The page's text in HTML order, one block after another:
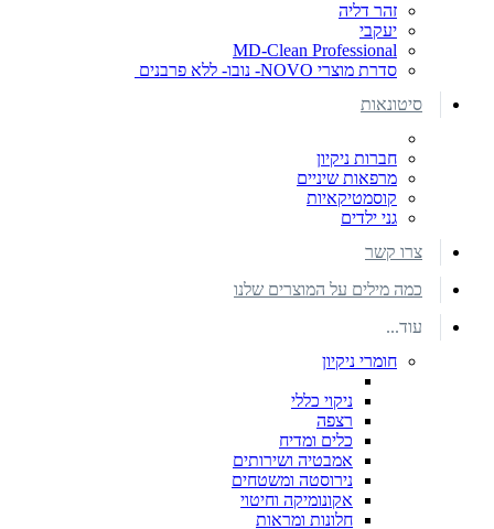
זהר דליה
יעקבי
MD-Clean Professional
סדרת מוצרי NOVO- נובו- ללא פרבנים
סיטונאות
חברות ניקיון
מרפאות שיניים
קוסמטיקאיות
גני ילדים
צרו קשר
כמה מילים על המוצרים שלנו
עוד...
חומרי ניקיון
ניקוי כללי
רצפה
כלים ומדיח
אמבטיה ושירותים
נירוסטה ומשטחים
אקונומיקה וחיטוי
חלונות ומראות